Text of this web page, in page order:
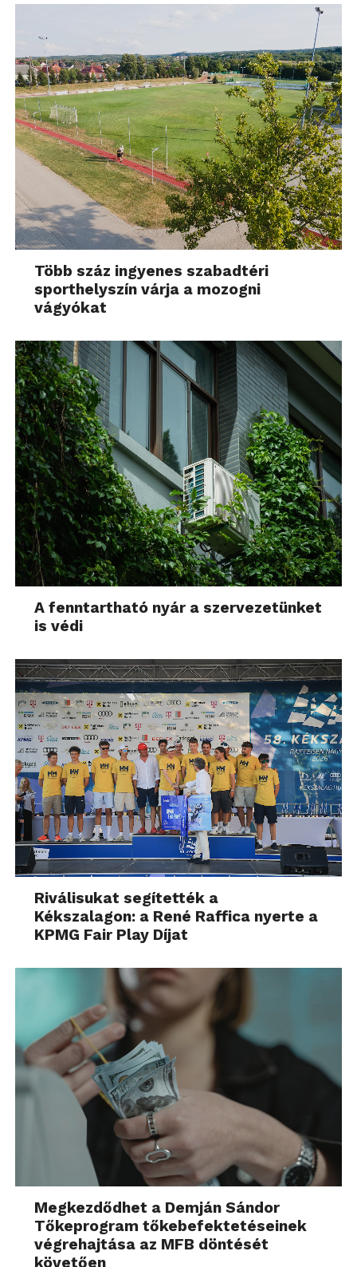
Több száz ingyenes szabadtéri
sporthelyszín várja a mozogni
vágyókat
A fenntartható nyár a szervezetünket
is védi
Riválisukat segítették a
Kékszalagon: a René Raffica nyerte a
KPMG Fair Play Díjat
Megkezdődhet a Demján Sándor
Tőkeprogram tőkebefektetéseinek
végrehajtása az MFB döntését
követően